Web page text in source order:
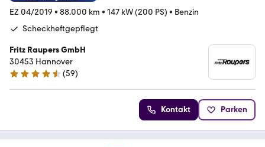
EZ 04/2019 • 88.000 km • 147 kW (200 PS) • Benzin
Scheckheftgepflegt
Fritz Raupers GmbH
30453 Hannover
4.7 Sterne
(59)
Kontakt Parken